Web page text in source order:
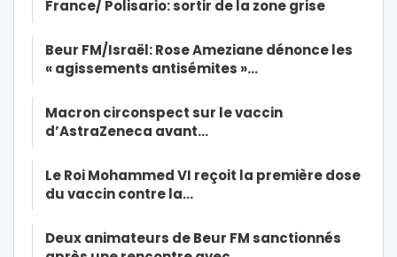
France/ Polisario: sortir de la zone grise
Beur FM/Israël: Rose Ameziane dénonce les
« agissements antisémites »…
Macron circonspect sur le vaccin
d’AstraZeneca avant…
Le Roi Mohammed VI reçoit la première dose
du vaccin contre la…
Deux animateurs de Beur FM sanctionnés